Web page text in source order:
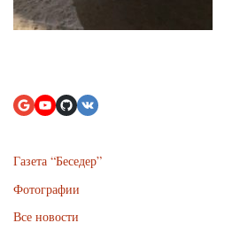
Газета “Беседер”
Фотографии
Все новости